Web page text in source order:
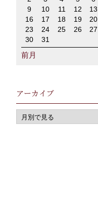
9
10 11 12 13
16
17 18 19 20
23
24 25 26 27
30
31
前月
アーカイブ